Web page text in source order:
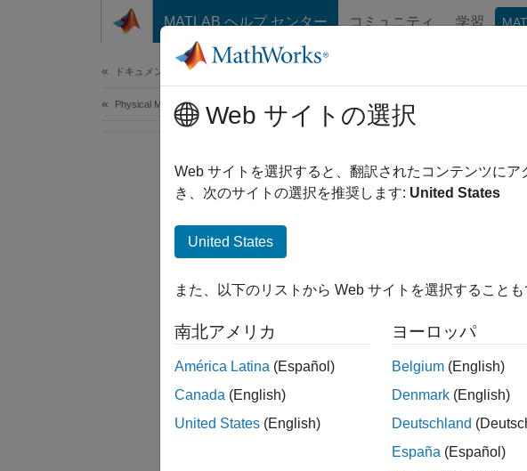
コンテンツへスキップ
MATLAB ヘルプ センター コミュニティ 学習
ドキュメンテーションのホーム
Physical Modeling Web サイトの選択
Web サイトを選択すると、翻訳されたコンテンツに
き、次のサイトの選択を推奨します: United States
United States
また、以下のリストから Web サイトを選択することも
南北アメリカ
América Latina (Español)
Canada (English)
United States (English)
ヨーロッパ
Belgium (English)
Denmark (English)
Deutschland
España (Español)